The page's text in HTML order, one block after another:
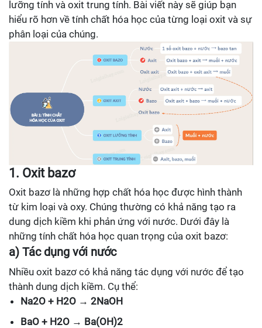
lưỡng tính và oxit trung tính. Bài viết này sẽ giúp bạn
hiểu rõ hơn về tính chất hóa học của từng loại oxit và sự
phân loại của chúng.
1. Oxit bazơ
Oxit bazơ là những hợp chất hóa học được hình thành
từ kim loại và oxy. Chúng thường có khả năng tạo ra
dung dịch kiềm khi phản ứng với nước. Dưới đây là
những tính chất hóa học quan trọng của oxit bazơ:
a) Tác dụng với nước
Nhiều oxit bazơ có khả năng tác dụng với nước để tạo
thành dung dịch kiềm. Cụ thể:
Na2O + H2O → 2NaOH
BaO + H2O → Ba(OH)2